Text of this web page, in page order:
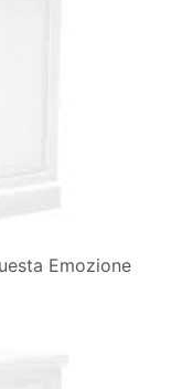
Emozione